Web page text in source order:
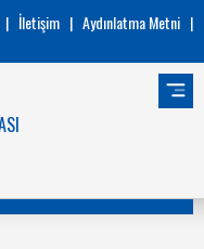
| İletişim | Aydınlatma Metni |